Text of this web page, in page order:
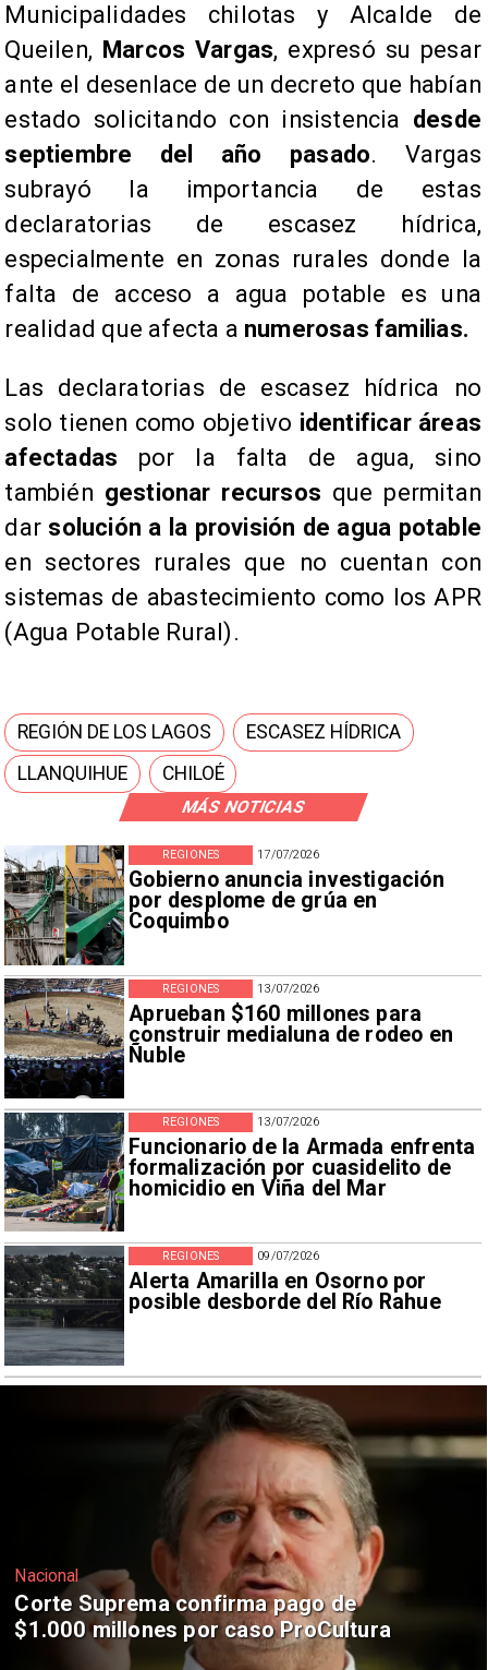
MÁS NOTICIAS
17/07/2026
Gobierno anuncia investigación
por desplome de grúa en
Coquimbo
REGIONES
13/07/2026
Aprueban $160 millones para
construir medialuna de rodeo en
Ñuble
REGIONES
13/07/2026
Funcionario de la Armada enfrenta
formalización por cuasidelito de
homicidio en Viña del Mar
REGIONES
09/07/2026
Alerta Amarilla en Osorno por
posible desborde del Río Rahue
REGIONES
Municipalidades chilotas y Alcalde de
Queilen, Marcos Vargas, expresó su pesar
ante el desenlace de un decreto que habían
estado solicitando con insistencia desde
septiembre del año pasado. Vargas
subrayó la importancia de estas
declaratorias de escasez hídrica,
especialmente en zonas rurales donde la
falta de acceso a agua potable es una
realidad que afecta a numerosas familias.
Las declaratorias de escasez hídrica no
solo tienen como objetivo identificar áreas
afectadas por la falta de agua, sino
también gestionar recursos que permitan
dar solución a la provisión de agua potable
en sectores rurales que no cuentan con
sistemas de abastecimiento como los APR
(Agua Potable Rural).
REGIÓN DE LOS LAGOS
ESCASEZ HÍDRICA
LLANQUIHUE
CHILOÉ
Nacional
Codelco suspende construcción de
Andes Norte en El Teniente por
riesgos sísmicos